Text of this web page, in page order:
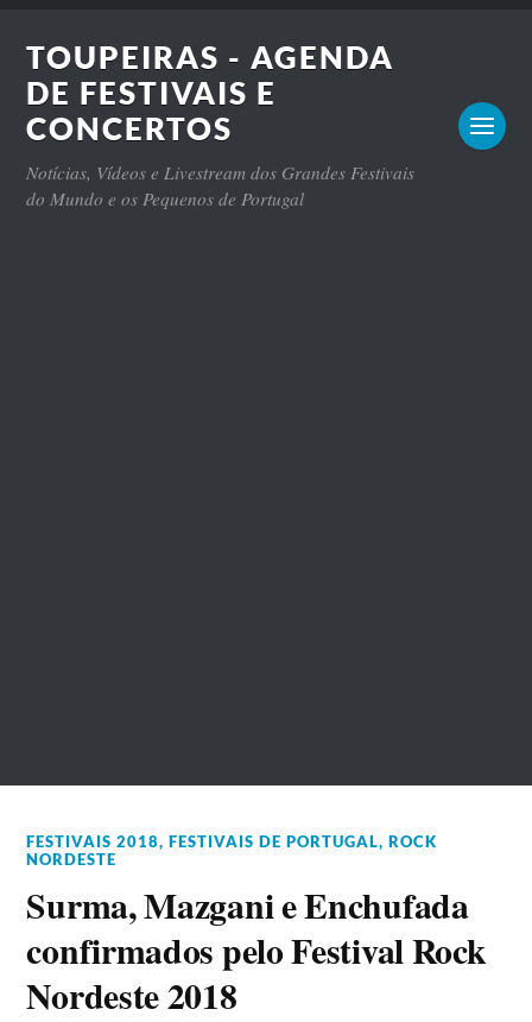
TOUPEIRAS - AGENDA
DE FESTIVAIS E
CONCERTOS
Notícias, Vídeos e Livestream dos Grandes Festivais
do Mundo e os Pequenos de Portugal
FESTIVAIS 2018,FESTIVAIS DE PORTUGAL,ROCK
NORDESTE
Surma, Mazgani e Enchufada
confirmados pelo Festival Rock
Nordeste 2018